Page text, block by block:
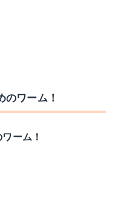
ワーム！
ーム！